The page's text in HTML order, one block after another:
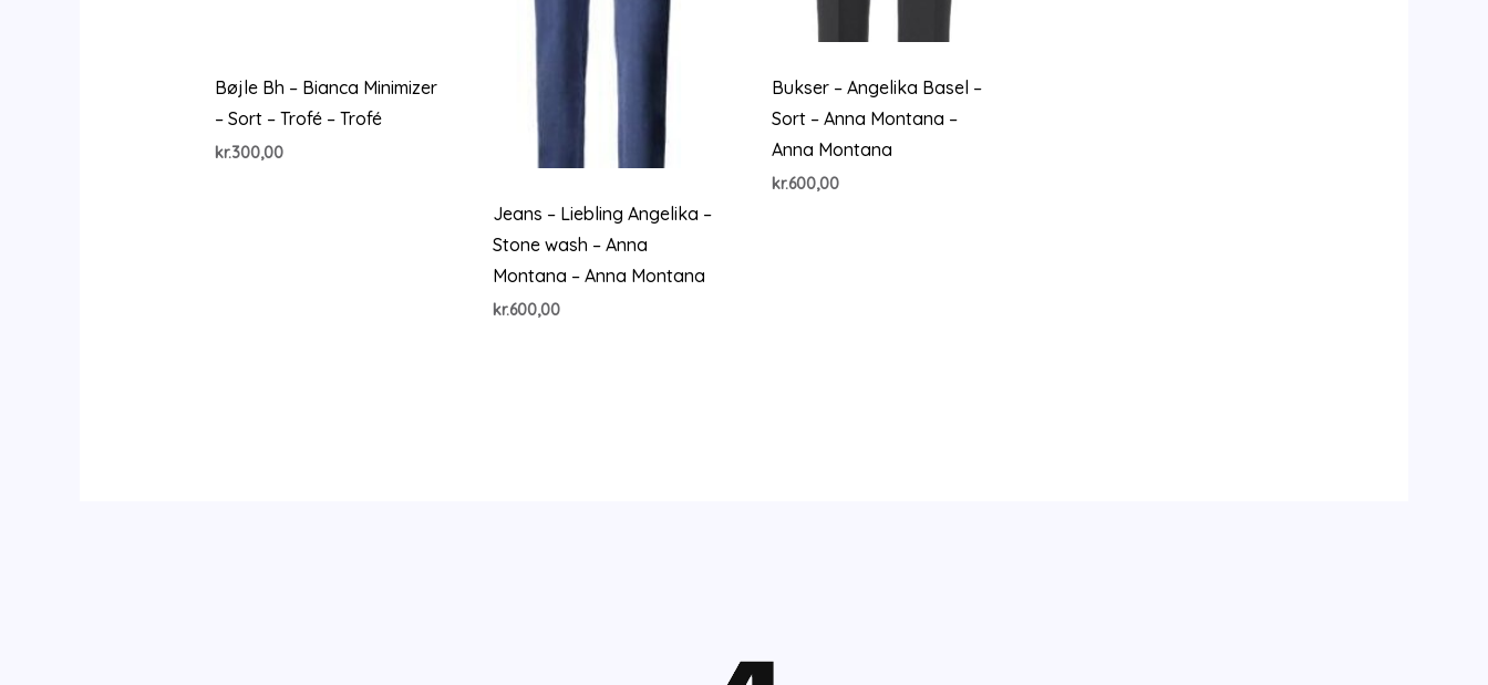
Bøjle Bh – Bianca Minimizer
– Sort – Trofé – Trofé
kr.300,00
Jeans – Liebling Angelika –
Stone wash – Anna
Montana – Anna Montana
kr.600,00
Bukser – Angelika Basel –
Sort – Anna Montana –
Anna Montana
kr.600,00